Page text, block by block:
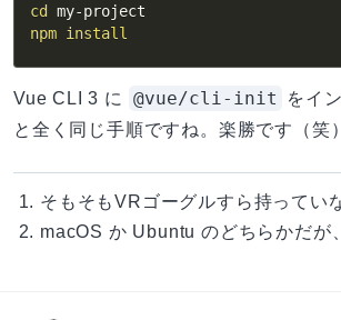
cd
npm install
Vue CLI 3 に @vue/cli-init
をイ
と全く同じ手順ですね。楽勝です（笑）
そもそもVRゴーグルすら持ってい
macOS か Ubuntu のどちらかだが